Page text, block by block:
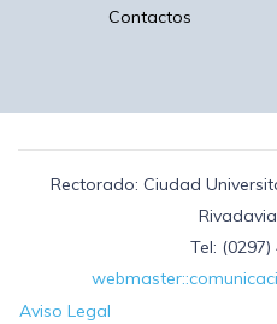
Contactos
Rectorado: Ciudad
Tel:
Aviso Legal